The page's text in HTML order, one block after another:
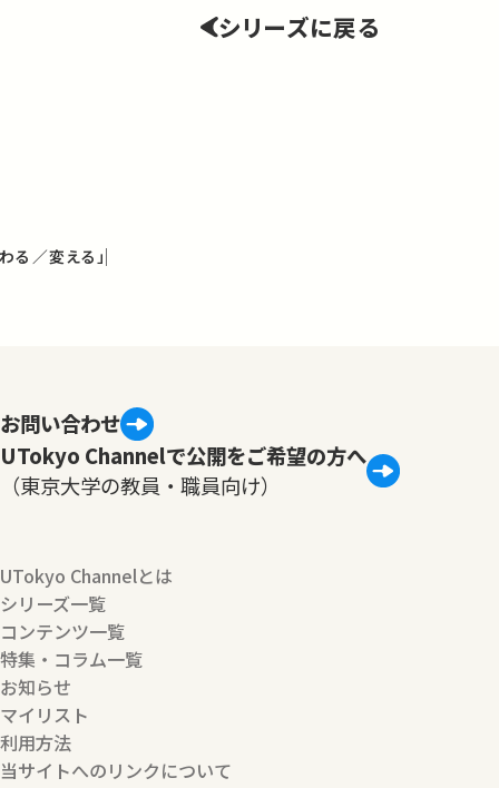
シリーズに戻る
る／変える」
お問い合わせ
UTokyo Channelで公開をご希望の方へ
（東京大学の教員・職員向け）
UTokyo Channelとは
シリーズ一覧
コンテンツ一覧
特集・コラム一覧
お知らせ
マイリスト
利用方法
当サイトへのリンクについて